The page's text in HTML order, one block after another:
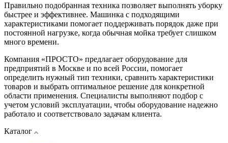
Правильно подобранная техника позволяет выполнять уборку
быстрее и эффективнее. Машинка с подходящими
характеристиками помогает поддерживать порядок даже при
постоянной нагрузке, когда обычная мойка требует слишком
много времени.
Компания «ПРОСТО» предлагает оборудование для
предприятий в Москве и по всей России, помогает
определить нужный тип техники, сравнить характеристики
товаров и выбрать оптимальное решение для конкретной
области применения. Специалисты выполняют подбор с
учетом условий эксплуатации, чтобы оборудование надежно
работало и соответствовало задачам клиента.
Каталог